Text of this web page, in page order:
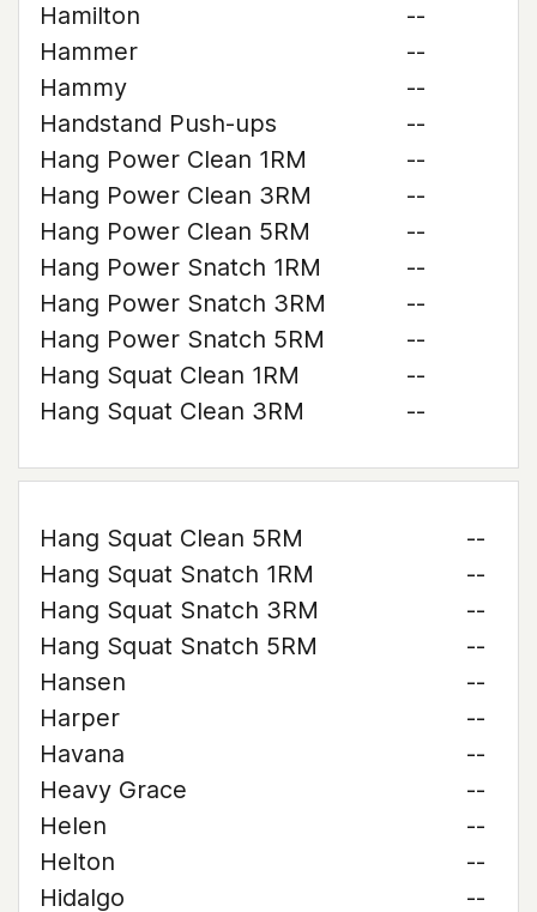
Hamilton
--
Hammer
--
Hammy
--
Handstand Push-ups
--
Hang Power Clean 1RM
--
Hang Power Clean 3RM
--
Hang Power Clean 5RM
--
Hang Power Snatch 1RM
--
Hang Power Snatch 3RM
--
Hang Power Snatch 5RM
--
Hang Squat Clean 1RM
--
Hang Squat Clean 3RM
--
Hang Squat Clean 5RM
--
Hang Squat Snatch 1RM
--
Hang Squat Snatch 3RM
--
Hang Squat Snatch 5RM
--
Hansen
--
Harper
--
Havana
--
Heavy Grace
--
Helen
--
Helton
--
Hidalgo
--